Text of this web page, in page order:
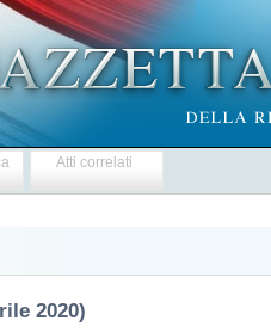
Atti correlati
2020)